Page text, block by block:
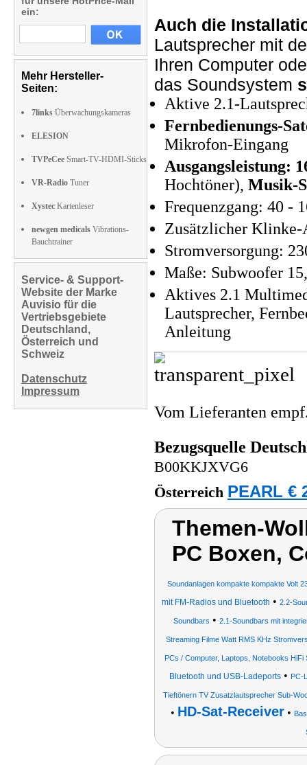
ein:
Mehr Hersteller-
Seiten:
7links Überwachungskameras
ELESION
TVPeCee Smart-TV-HDMI-Sticks
VR-Radio Tuner
Xystec Kartenleser
newgen medicals Vibrations-
Bauchtrainer
Service- & Support-
Website der Marke
Auvisio für die
Vertriebsgebiete
Deutschland,
Österreich und
Schweiz
Datenschutz
Impressum
Auch die
Lautsprecher mit
Ihren Computer
das Soundsystem
Aktive 2.1-
Fernbedienungs-
Mikrofon-Eingang
Ausgangsleistung:
Hochtöner), Musik-
Frequenzgang: 40 -
Zusätzlicher Klinke-
Stromversorgung:
Maße: Subwoofer
Aktives 2.1
Lautsprecher,
Anleitung
Vom Lieferanten
Bezugsquelle
B00KKJXVG6
Österreich PEARL €
Themen-
PC Boxen,
Soundanlagen kompakte kompakte Volt
mit FM-Radios und Bluetooth • 2.2-
Soundbars • 2.1-Soundbars mit
Streaming Filme Watt RMS KHz
PCs / Computer, Laptops, Notebooks HiFi
Bluetooth und USB-Ladeports• PC-
Tieftönern TV Zusatzlautsprecher Sub-
• HD-Sat-Receiver •